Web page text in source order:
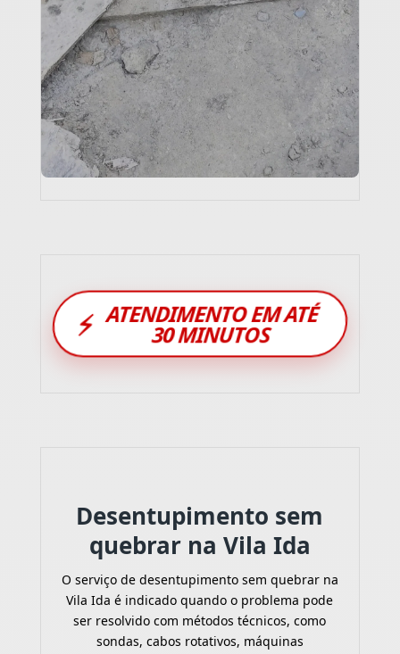
⚡ ATENDIMENTO EM ATÉ
30 MINUTOS
Desentupimento sem
quebrar na Vila Ida
O serviço de desentupimento sem quebrar na
Vila Ida é indicado quando o problema pode
ser resolvido com métodos técnicos, como
sondas, cabos rotativos, máquinas